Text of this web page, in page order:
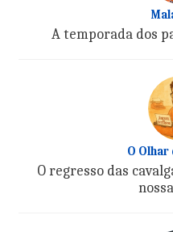
A temporada dos
O
O regresso das